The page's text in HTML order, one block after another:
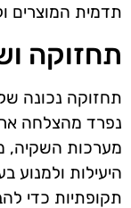
תדמית המוצרים
תחזוקה
תחזוקה נכונה
נפרד מהצלחה
מערכות השקיה,
היעילות ולמנוע
תקופתיות כדי